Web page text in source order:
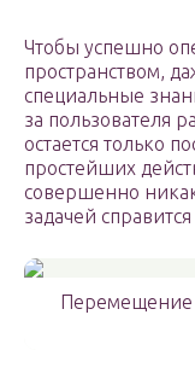
Чтобы успешно
пространством,
специальные
за пользователя
остается только
простейших
совершенно
задачей
Перемещение